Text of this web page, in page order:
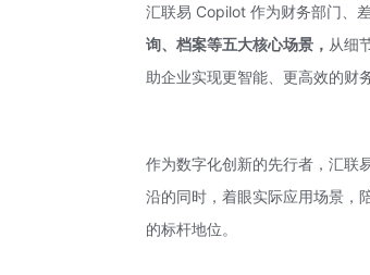
汇联易 Copilot 作为财务部门、
询、档案等五大核心场景， 从细
助企业实现更智能、更高效的财
作为数字化创新的先行者，汇联
沿的同时，着眼实际应用场景，
的标杆地位。